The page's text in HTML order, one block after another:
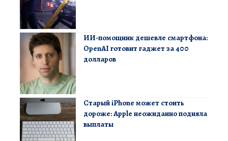
ИИ-помощник дешевле смартфона:
OpenAI готовит гаджет за 400
долларов
Старый iPhone может стоить
дороже: Apple неожиданно подняла
выплаты